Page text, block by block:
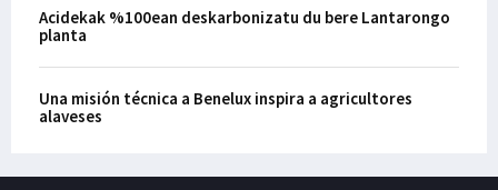
Acidekak %100ean deskarbonizatu du bere Lantarongo
planta
Una misión técnica a Benelux inspira a agricultores
alaveses